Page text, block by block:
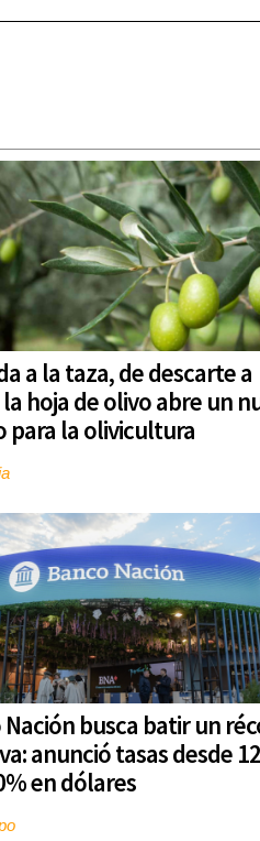
a la taza, de descarte a
hoja de olivo abre un
para la olivicultura
Nación busca batir un
anunció tasas desde
en dólares